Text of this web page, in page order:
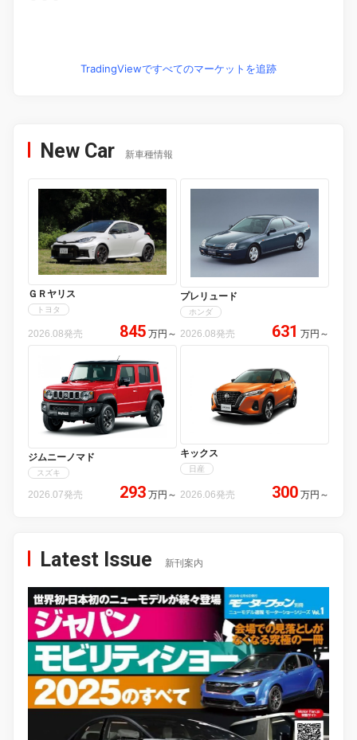
TradingViewですべてのマーケットを追跡
New Car 新車種情報
ＧＲヤリス
トヨタ
2026.08発売 845 万円 ～
プレリュード
ホンダ
2026.08発売 631 万円 ～
ジムニーノマド
スズキ
2026.07発売 293 万円 ～
キックス
日産
2026.06発売 300 万円 ～
Latest Issue 新刊案内